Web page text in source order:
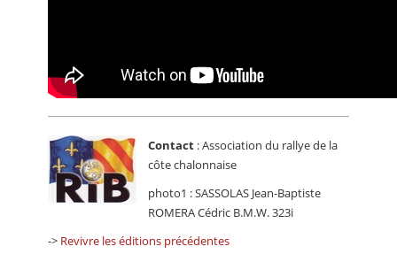
Contact : Association du rallye de la
côte chalonnaise
photo1 : SASSOLAS Jean-Baptiste
ROMERA Cédric B.M.W. 323i
-> Revivre les éditions précédentes